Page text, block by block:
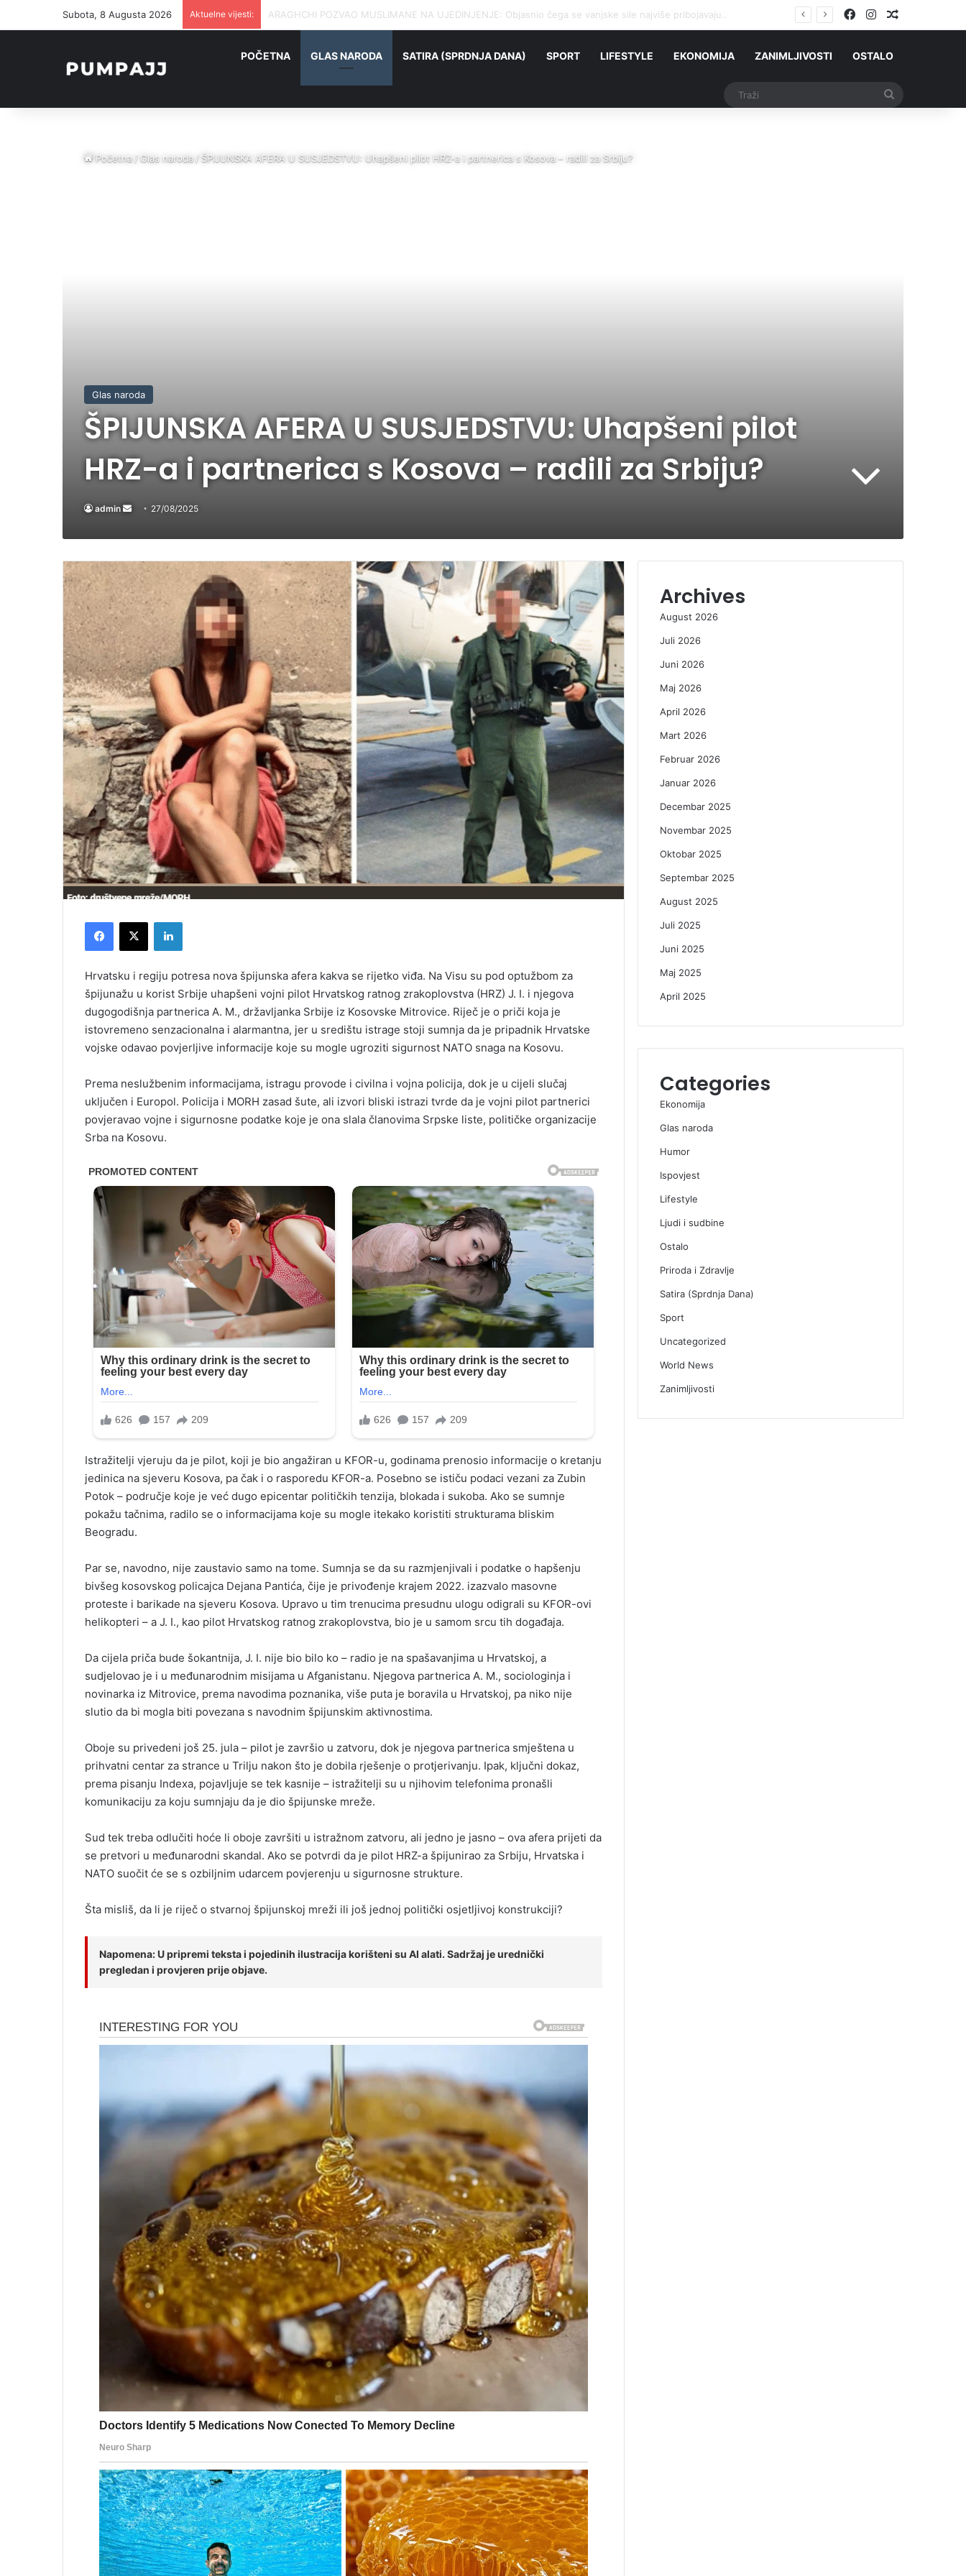
Subota, 8 Augusta 2026 Aktuelne vijesti: „NE U NAŠE IME“: Izraelci tijelima obojenim u crveno protestovali zbog nasilja nad Palestincima FacebookInstagram
POČETNA GLAS NARODA SATIRA (SPRDNJA DANA) SPORT LIFESTYLE EKONOMIJA ZANIMLJIVOSTI OSTALO
Početna/Glas naroda/ŠPIJUNSKA AFERA U SUSJEDSTVU: Uhapšeni pilot HRZ-a i partnerica s Kosova – radili za Srbiju?
Glas naroda
ŠPIJUNSKA AFERA U SUSJEDSTVU: Uhapšeni pilot
HRZ-a i partnerica s Kosova – radili za Srbiju?
admin
Send27/08/2025
Hrvatsku i regiju potresa nova špijunska afera kakva se rijetko viđa. Na Visu su pod optužbom za
špijunažu u korist Srbije uhapšeni vojni pilot Hrvatskog ratnog zrakoplovstva (HRZ) J. I. i njegova
dugogodišnja partnerica A. M., državljanka Srbije iz Kosovske Mitrovice. Riječ je o priči koja je
istovremeno senzacionalna i alarmantna, jer u središtu istrage stoji sumnja da je pripadnik Hrvatske
vojske odavao povjerljive informacije koje su mogle ugroziti sigurnost NATO snaga na Kosovu.
Prema neslužbenim informacijama, istragu provode i civilna i vojna policija, dok je u cijeli slučaj
uključen i Europol. Policija i MORH zasad šute, ali izvori bliski istrazi tvrde da je vojni pilot partnerici
povjeravao vojne i sigurnosne podatke koje je ona slala članovima Srpske liste, političke organizacije
Srba na Kosovu.
Istražitelji vjeruju da je pilot, koji je bio angažiran u KFOR-u, godinama prenosio informacije o kretanju
jedinica na sjeveru Kosova, pa čak i o rasporedu KFOR-a. Posebno se ističu podaci vezani za Zubin
Potok – područje koje je već dugo epicentar političkih tenzija, blokada i sukoba. Ako se sumnje
pokažu tačnima, radilo se o informacijama koje su mogle itekako koristiti strukturama bliskim
Beogradu.
Par se, navodno, nije zaustavio samo na tome. Sumnja se da su razmjenjivali i podatke o hapšenju
bivšeg kosovskog policajca Dejana Pantića, čije je privođenje krajem 2022. izazvalo masovne
proteste i barikade na sjeveru Kosova. Upravo u tim trenucima presudnu ulogu odigrali su KFOR-ovi
helikopteri – a J. I., kao pilot Hrvatskog ratnog zrakoplovstva, bio je u samom srcu tih događaja.
Da cijela priča bude šokantnija, J. I. nije bio bilo ko – radio je na spašavanjima u Hrvatskoj, a
sudjelovao je i u međunarodnim misijama u Afganistanu. Njegova partnerica A. M., sociologinja i
novinarka iz Mitrovice, prema navodima poznanika, više puta je boravila u Hrvatskoj, pa niko nije
slutio da bi mogla biti povezana s navodnim špijunskim aktivnostima.
Oboje su privedeni još 25. jula – pilot je završio u zatvoru, dok je njegova partnerica smještena u
prihvatni centar za strance u Trilju nakon što je dobila rješenje o protjerivanju. Ipak, ključni dokaz,
prema pisanju Indexa, pojavljuje se tek kasnije – istražitelji su u njihovim telefonima pronašli
komunikaciju za koju sumnjaju da je dio špijunske mreže.
Sud tek treba odlučiti hoće li oboje završiti u istražnom zatvoru, ali jedno je jasno – ova afera prijeti da
se pretvori u međunarodni skandal. Ako se potvrdi da je pilot HRZ-a špijunirao za Srbiju, Hrvatska i
NATO suočit će se s ozbiljnim udarcem povjerenju u sigurnosne strukture.
Šta misliš, da li je riječ o stvarnoj špijunskoj mreži ili još jednoj politički osjetljivoj konstrukciji?
Napomena: U pripremi teksta i pojedinih ilustracija korišteni su AI alati. Sadržaj je urednički
pregledan i provjeren prije objave.
Archives
August 2026
Juli 2026
Juni 2026
Maj 2026
April 2026
Mart 2026
Februar 2026
Januar 2026
Decembar 2025
Novembar 2025
Oktobar 2025
Septembar 2025
August 2025
Juli 2025
Juni 2025
Maj 2025
April 2025
Categories
Ekonomija
Glas naroda
Humor
Ispovjest
Lifestyle
Ljudi i sudbine
Ostalo
Priroda i Zdravlje
Satira (Sprdnja Dana)
Sport
Uncategorized
World News
Zanimljivosti